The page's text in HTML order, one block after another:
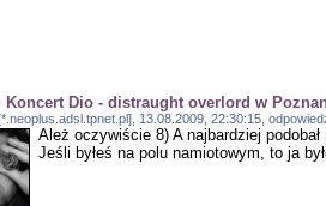
Koncert Dio - distraught overlord w
13.08.2009, 22:30:15,
Ależ oczywiście 8) A najbardziej
Jeśli byłeś na polu namiotowym, to ja